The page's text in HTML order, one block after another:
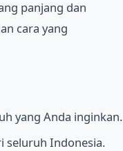
panjang dan
cara yang
yang Anda inginkan.
seluruh Indonesia.